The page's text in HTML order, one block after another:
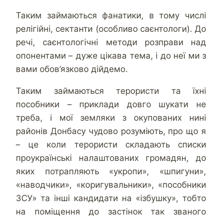
Таким займаються фанатики, в тому числі
релігійні, сектанти (особливо саєнтологи). До
речі, саєнтологічні методи розправи над
опонентами – дуже цікава тема, і до неї ми з
вами обов’язково дійдемо.
Таким займаються терористи та їхні
пособники – приклади довго шукати не
треба, і мої земляки з окупованих нині
районів Донбасу чудово розуміють, про що я
– це коли терористи складають списки
проукраїнські налаштованих громадян, до
яких потрапляють «укропи», «шпигуни»,
«наводчики», «коригувальники», «пособники
ЗСУ» та інші кандидати на «ізбушку», тобто
на поміщення до застінок так званого